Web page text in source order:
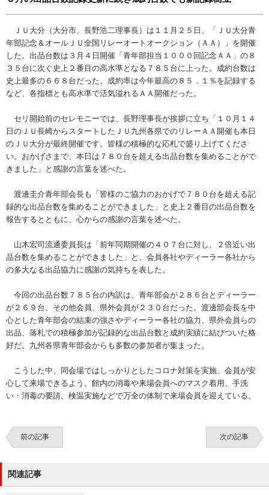
ＪＵ大分（大分市、長野浩二理事長）は１１月２５日、「ＪＵ大分青
年部記念＆オールＪＵ全国リレーオートオークション（ＡＡ）」を開催
した。出品台数は３月４日開催「青年部担当１０００回記念ＡＡ」の８
３５台に次ぐ史上２番目の高水準となる７８５台に上った。成約台数は
史上最多の６６８台だった。成約率は今年最高の８５．１％を記録する
など、各指標とも高水準で活気溢れるＡＡ開催だった。
セリ開始前のセレモニーでは、長野理事長が挨拶に立ち「１０月１４
日のＪＵ長崎からスタートしたＪＵ九州各県でのリレーＡＡ開催も本日
のＪＵ大分が最終開催です。皆様の積極的な応札で盛り上げてくださ
い。おかげさまで、本日は７８０台を超える出品台数を集めることがで
きました」と感謝の言葉を述べた。
渡邊圭介青年部会長も「皆様のご協力のおかげで７８０台を超える記
録的な出品台数を集めることができました」と史上２番目の出品台数を
報告するとともに、心からの感謝の言葉を述べた。
山木宏司流通委員長は「前年同期開催の４０７台に対し、２倍近い出
品台数を集めることができました」と、会員各社やディーラー各社から
の多大なる出品協力に感謝の気持ちを表した。
今回の出品台数７８５台の内訳は、青年部会が２８６台とディーラー
が２６９台、その他会員、県外会員が２３０台だった。渡邊部会長を中
心とした青年部会の結束の強さやディーラー各社の協力、県外会員らの
出品、落札での積極参加が記録的な出品台数と成約実績に結びついた格
好だ。九州各県青年部会からも多数の参加者が集まった。
こうした中、同会場ではしっかりとしたコロナ対策を実施、会員が安
心して来場できるよう、館内の消毒や来場会員へのマスク着用、手洗
い・消毒の要請、検温実施などで万全の体制で来場会員を迎えている。
前の記事 次の記事
関連記事